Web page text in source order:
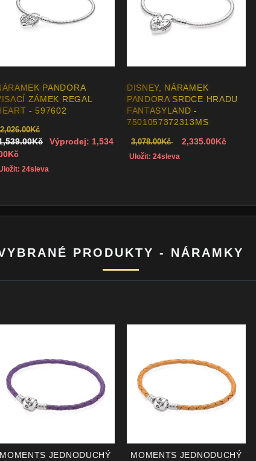
PANDORA
ZÁMEK REGAL
- 597602
2,026.00Kč
Výprodej: 1,534
24sleva
DISNEY, NÁRAMEK
PANDORA SRDCE HRADU
FANTASYLAND -
7501057372313MS
3,078.00Kč 2,335.00Kč
Uložit: 24sleva
PRODUKTY - NÁRAMKY
MOMENTS JEDNODUCHÝ
MOMENTS JEDNODUCHÝ